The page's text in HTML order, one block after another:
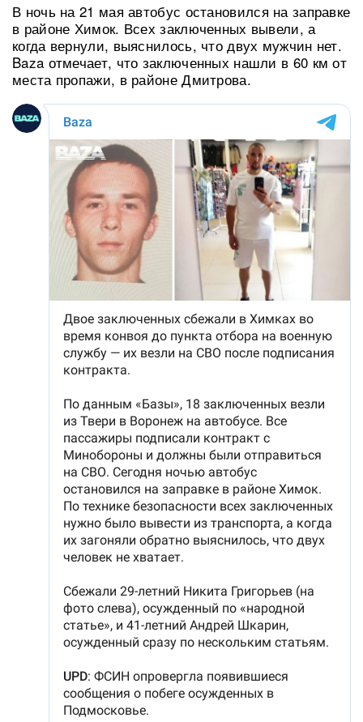
В ночь на 21 мая автобус остановился на заправке
в районе Химок. Всех заключенных вывели, а
когда вернули, выяснилось, что двух мужчин нет.
Baza отмечает, что заключенных нашли в 60 км от
места пропажи, в районе Дмитрова.